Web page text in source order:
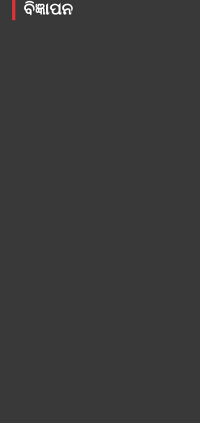
ବିଜ୍ଞାପନ